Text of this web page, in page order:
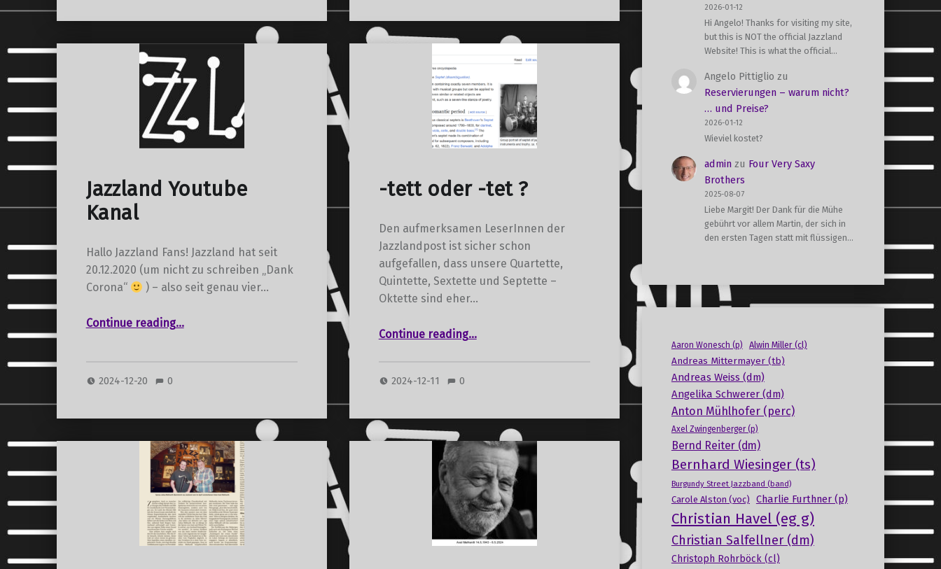
Jazzland Youtube
Kanal
Hallo Jazzland Fans! Jazzland hat seit
20.12.2020 (um nicht zu schreiben „Dank
Corona“
) – also seit genau vier…
Continue reading…
2024-12-20 0
-tett oder -tet ?
Den aufmerksamen LeserInnen der
Jazzlandpost ist sicher schon
aufgefallen, dass unsere Quartette,
Quintette, Sextette und Septette –
Oktette sind eher…
Continue reading“-tett oder -tet ?”…
2024-12-11 0
2026-01-12
Hi Angelo! Thanks for visiting my site,
but this is NOT the official Jazzland
Website! This is what the official…
Angelo Pittiglio zu
Reservierungen – warum nicht?
… und Preise?
2026-01-12
Wieviel kostet?
adminzu Four Very Saxy
Brothers
2025-08-07
Liebe Margit! Der Dank für die Mühe
gebührt vor allem Martin, der sich in
den ersten Tagen statt mit flüssigen…
Aaron Wonesch (p) Alwin Miller (cl)
Andreas Mittermayer (tb)
Andreas Weiss (dm)
Angelika Schwerer (dm)
Anton Mühlhofer (perc)
Axel Zwingenberger (p)
Bernd Reiter (dm)
Bernhard Wiesinger (ts)
Burgundy Street Jazzband (band)
Carole Alston (voc) Charlie Furthner (p)
Christian Havel (eg g)
Christian Salfellner (dm)
Christoph Rohrböck (cl)